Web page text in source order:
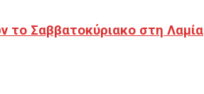
το Σαββατοκύριακο στη Λαμία